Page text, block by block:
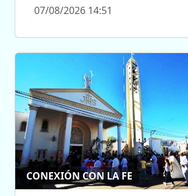
07/08/2026 14:51
CONEXIÓN CON LA FE